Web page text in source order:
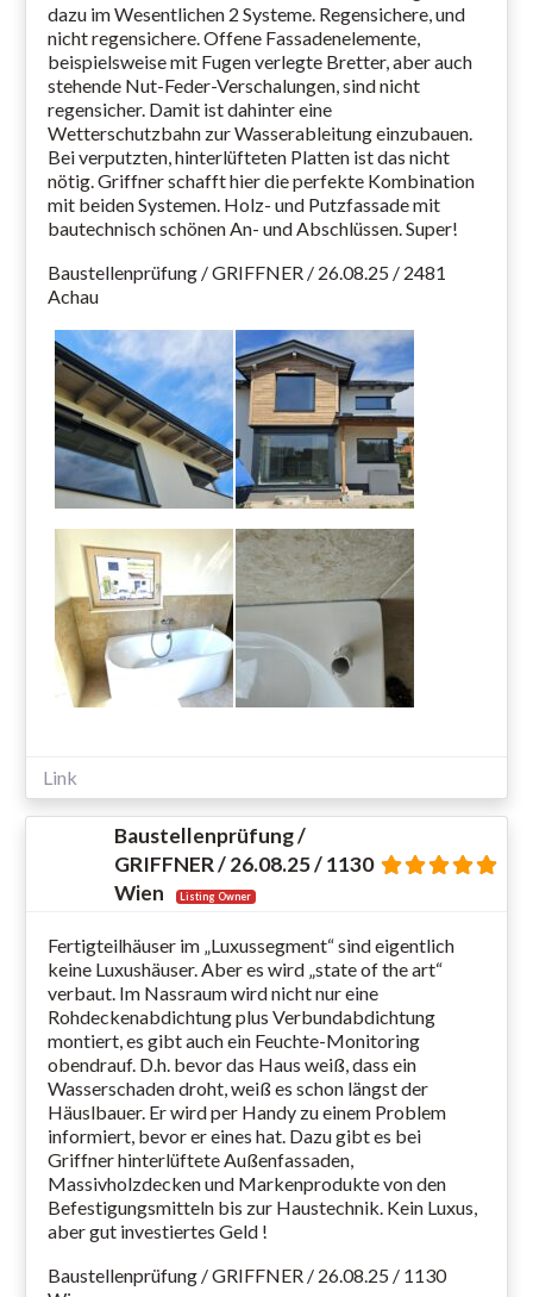
dazu im Wesentlichen 2 Systeme. Regensichere, und
nicht regensichere. Offene Fassadenelemente,
beispielsweise mit Fugen verlegte Bretter, aber auch
stehende Nut-Feder-Verschalungen, sind nicht
regensicher. Damit ist dahinter eine
Wetterschutzbahn zur Wasserableitung einzubauen.
Bei verputzten, hinterlüfteten Platten ist das nicht
nötig. Griffner schafft hier die perfekte Kombination
mit beiden Systemen. Holz- und Putzfassade mit
bautechnisch schönen An- und Abschlüssen. Super!
Baustellenprüfung / GRIFFNER / 26.08.25 / 2481
Achau
Link
Baustellenprüfung /
GRIFFNER / 26.08.25 / 1130
Wien
Listing Owner
Fertigteilhäuser im „Luxussegment“ sind eigentlich
keine Luxushäuser. Aber es wird „state of the art“
verbaut. Im Nassraum wird nicht nur eine
Rohdeckenabdichtung plus Verbundabdichtung
montiert, es gibt auch ein Feuchte-Monitoring
obendrauf. D.h. bevor das Haus weiß, dass ein
Wasserschaden droht, weiß es schon längst der
Häuslbauer. Er wird per Handy zu einem Problem
informiert, bevor er eines hat. Dazu gibt es bei
Griffner hinterlüftete Außenfassaden,
Massivholzdecken und Markenprodukte von den
Befestigungsmitteln bis zur Haustechnik. Kein Luxus,
aber gut investiertes Geld !
Baustellenprüfung / GRIFFNER / 26.08.25 / 1130